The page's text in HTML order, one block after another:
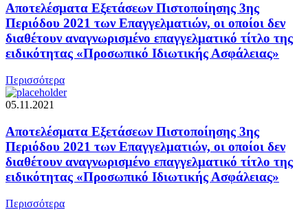
Αποτελέσματα Εξετάσεων Πιστοποίησης 3ης
Περιόδου 2021 των Επαγγελματιών, οι οποίοι δεν
διαθέτουν αναγνωρισμένο επαγγελματικό τίτλο της
ειδικότητας «Προσωπικό Ιδιωτικής Ασφάλειας»
Περισσότερα
05.11.2021
Αποτελέσματα Εξετάσεων Πιστοποίησης 3ης
Περιόδου 2021 των Επαγγελματιών, οι οποίοι δεν
διαθέτουν αναγνωρισμένο επαγγελματικό τίτλο της
ειδικότητας «Προσωπικό Ιδιωτικής Ασφάλειας»
Περισσότερα